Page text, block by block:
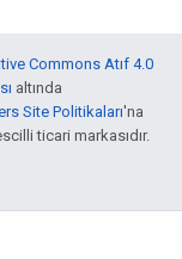
Commons Atıf 4.0
altında
Site Politikaları'na
ticari markasıdır.